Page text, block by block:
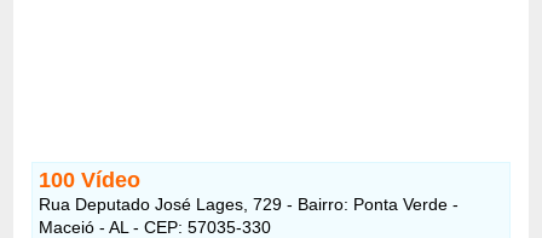
100 Vídeo
Rua Deputado José Lages, 729 - Bairro: Ponta Verde -
Maceió - AL - CEP: 57035-330